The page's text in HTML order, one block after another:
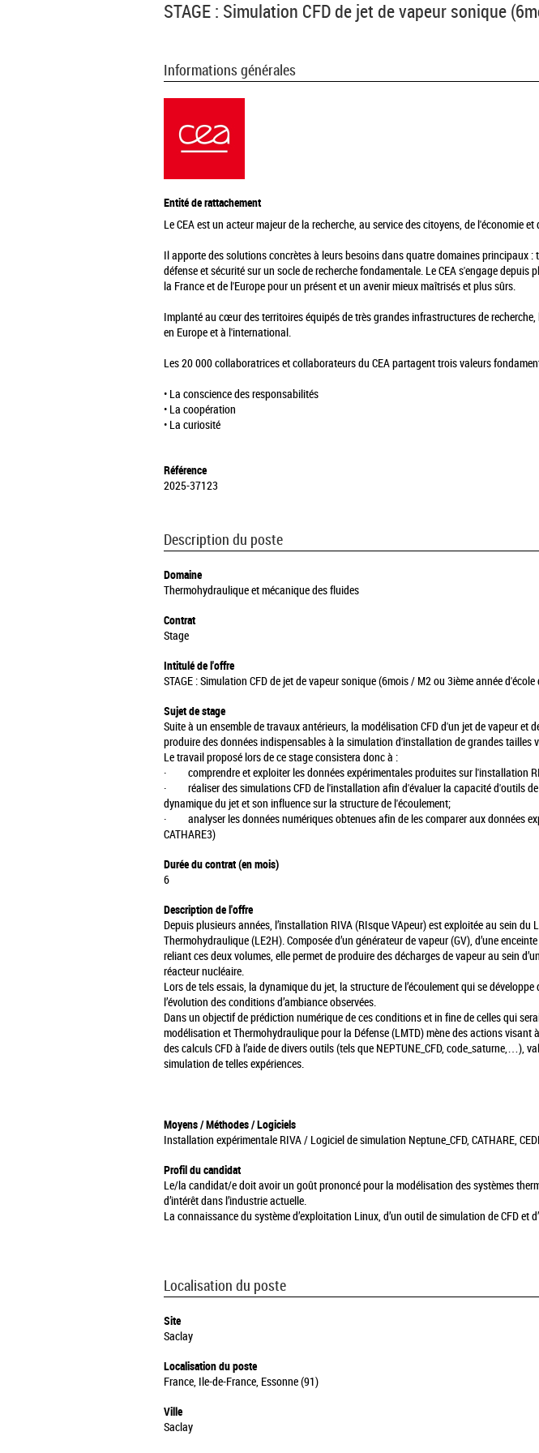
STAGE : Simulation CFD de jet de vapeur sonique
Informations générales
Entité de rattachement
Le CEA est un acteur majeur de la recherche, au service des citoyens, de l'économie et
Il apporte des solutions concrètes à leurs besoins dans quatre domaines principaux
défense et sécurité sur un socle de recherche fondamentale. Le CEA s'engage
la France et de l'Europe pour un présent et un avenir mieux maîtrisés et plus sûrs.
Implanté au cœur des territoires équipés de très grandes infrastructures de
en Europe et à l'international.
Les 20 000 collaboratrices et collaborateurs du CEA partagent trois valeurs
• La conscience des responsabilités
• La coopération
• La curiosité
Référence
2025-37123
Description du poste
Domaine
Thermohydraulique et mécanique des fluides
Contrat
Stage
Intitulé de l'offre
STAGE : Simulation CFD de jet de vapeur sonique (6mois / M2 ou 3ième année
Sujet de stage
Suite à un ensemble de travaux antérieurs, la modélisation CFD d'un jet de vapeur
produire des données indispensables à la simulation d'installation de grandes tailles
Le travail proposé lors de ce stage consistera donc à :
· comprendre et exploiter les données expérimentales produites sur l'installation
· réaliser des simulations CFD de l'installation afin d'évaluer la capacité d'outils de
dynamique du jet et son influence sur la structure de l'écoulement;
· analyser les données numériques obtenues afin de les comparer aux données
CATHARE3)
Durée du contrat (en mois)
6
Description de l'offre
Depuis plusieurs années, l’installation RIVA (RIsque VApeur) est exploitée au sein
Thermohydraulique (LE2H). Composée d’un générateur de vapeur (GV), d’une
reliant ces deux volumes, elle permet de produire des décharges de vapeur au sein
réacteur nucléaire.
Lors de tels essais, la dynamique du jet, la structure de l’écoulement qui se
l’évolution des conditions d’ambiance observées.
Dans un objectif de prédiction numérique de ces conditions et in fine de celles qui
modélisation et Thermohydraulique pour la Défense (LMTD) mène des actions
des calculs CFD à l’aide de divers outils (tels que NEPTUNE_CFD,
simulation de telles expériences.
Moyens / Méthodes / Logiciels
Installation expérimentale RIVA / Logiciel de simulation Neptune_CFD, CATHARE,
Profil du candidat
Le/la candidat/e doit avoir un goût prononcé pour la modélisation des systèmes
d’intérêt dans l’industrie actuelle.
La connaissance du système d’exploitation Linux, d’un outil de simulation de CFD et
Localisation du poste
Site
Saclay
Localisation du poste
France, Ile-de-France, Essonne (91)
Ville
Saclay